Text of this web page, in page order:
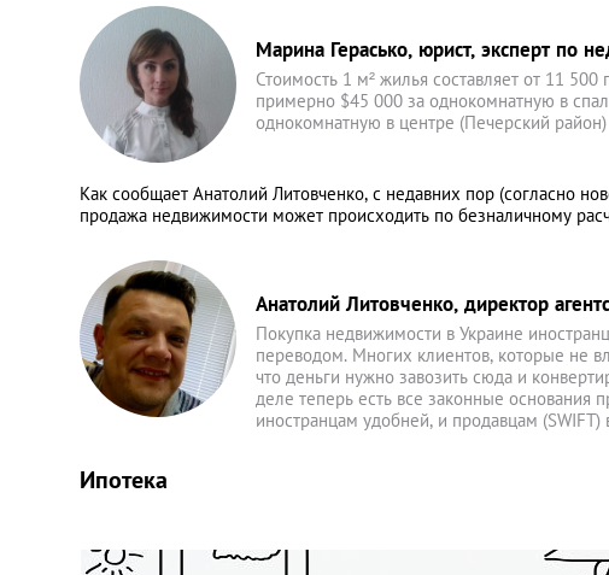
Марина Герасько, юрист, эксперт по
Стоимость 1 м² жилья составляет от 11
примерно $45 000 за однокомнатную в
однокомнатную в центре (Печерский район)
Как сообщает Анатолий Литовченко, с недавних пор (согласно
продажа недвижимости может происходить по безналичному
Анатолий Литовченко, директор
Покупка недвижимости в Украине
переводом. Многих клиентов, которые не
что деньги нужно завозить сюда и
деле теперь есть все законные основания
иностранцам удобней, и продавцам
Ипотека